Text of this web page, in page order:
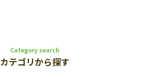
Category search
カテゴリから探す